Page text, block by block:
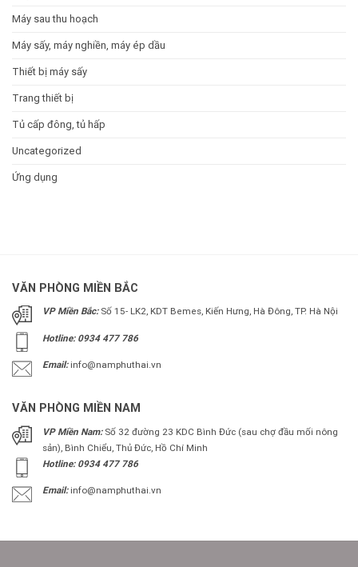
Máy sau thu hoạch
Máy sấy, máy nghiền, máy ép dầu
Thiết bị máy sấy
Trang thiết bị
Tủ cấp đông, tủ hấp
Uncategorized
Ứng dụng
VĂN PHÒNG MIỀN BẮC
VP Miền Bắc:Số 15- LK2, KDT Bemes, Kiến Hưng, Hà Đông, TP. Hà Nội
Hotline: 0934 477 786
Email: info@namphuthai.vn
VĂN PHÒNG MIỀN NAM
VP Miền Nam:Số 32 đường 23 KDC Bình Đức (sau chợ đầu mối nông
sản), Bình Chiểu, Thủ Đức, Hồ Chí Minh
Hotline: 0934 477 786
Email:info@namphuthai.vn